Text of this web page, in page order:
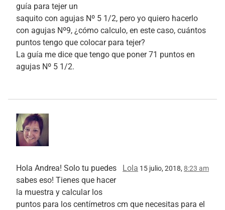
guía para tejer un
saquito con agujas Nº 5 1/2, pero yo quiero hacerlo
con agujas Nº9, ¿cómo calculo, en este caso, cuántos
puntos tengo que colocar para tejer?
La guía me dice que tengo que poner 71 puntos en
agujas Nº 5 1/2.
Lola 15 julio, 2018, 8:23 am
Hola Andrea! Solo tu puedes
sabes eso! Tienes que hacer
la muestra y calcular los
puntos para los centímetros cm que necesitas para el